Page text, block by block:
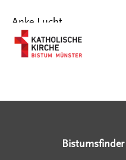
Anke Lucht
Bistumsfinder